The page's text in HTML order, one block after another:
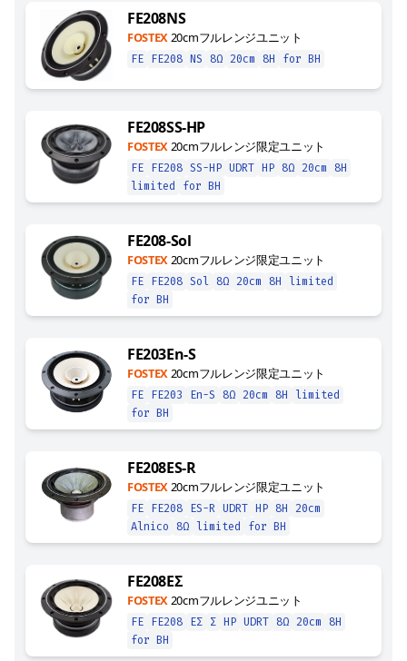
FE208NS
FOSTEX20cmフルレンジユニット
FE FE208 NS 8Ω 20cm 8H for BH
FE208SS-HP
FOSTEX20cmフルレンジ限定ユニット
FE FE208 SS-HP UDRT HP 8Ω 20cm
8H
limited
for BH
FE208-Sol
FOSTEX20cmフルレンジ限定ユニット
FE FE208 Sol 8Ω 20cm 8H
limited
for BH
FE203En-S
FOSTEX20cmフルレンジ限定ユニット
FE FE203 En-S 8Ω 20cm 8H
limited
for BH
FE208ES-R
FOSTEX20cmフルレンジ限定ユニット
FE FE208 ES-R UDRT HP 8H
20cm
Alnico
8Ω limited for BH
FE208EΣ
FOSTEX20cmフルレンジユニット
FE FE208 EΣ Σ HP UDRT 8Ω 20cm
8H
for BH